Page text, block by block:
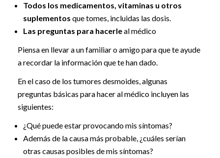
Todos los medicamentos, vitaminas u otros
suplementos que tomes, incluidas las dosis.
Las preguntas para hacerleal médico
Piensa en llevar a un familiar o amigo para que te ayude
a recordar la información que te han dado.
En el caso de los tumores desmoides, algunas
preguntas básicas para hacer al médico incluyen las
siguientes:
¿Qué puede estar provocando mis síntomas?
Además de la causa más probable, ¿cuáles serían
otras causas posibles de mis síntomas?